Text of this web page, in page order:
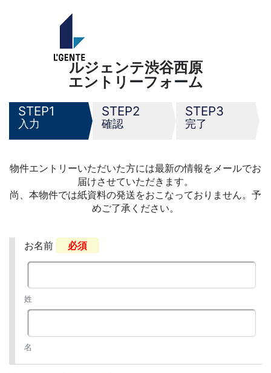
ルジェンテ渋谷西原
エントリーフォーム
1
入力
2
確認
3
完了
物件エントリーいただいた方には最新の情報をメールでお
届けさせていただきます。
尚、本物件では紙資料の発送をおこなっておりません。予
めご了承ください。
お名前 必須
姓
名